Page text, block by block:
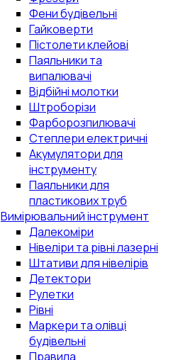
Фени будівельні
Гайковерти
Пістолети клейові
Паяльники та
випалювачі
Відбійні молотки
Штроборізи
Фарборозпилювачі
Степлери електричні
Акумулятори для
інструменту
Паяльники для
пластикових труб
Вимірювальний інструмент
Далекоміри
Нівеліри та рівні лазерні
Штативи для нівелірів
Детектори
Рулетки
Рівні
Маркери та олівці
будівельні
Правила